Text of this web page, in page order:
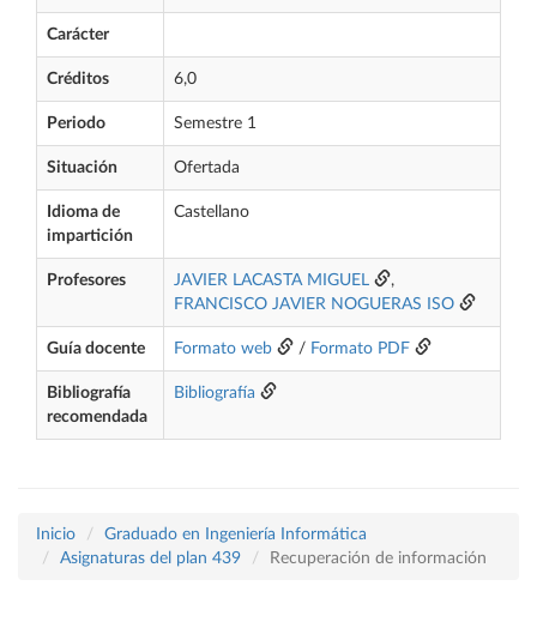
Carácter
Créditos 6,0
Periodo Semestre 1
Situación Ofertada
Idioma de
impartición
Castellano
Profesores JAVIER LACASTA MIGUEL
,
FRANCISCO JAVIER NOGUERAS ISO
Guía docente Formato web / Formato PDF
Bibliografía
recomendada
Bibliografía
Inicio
Graduado en Ingeniería Informática
Asignaturas del plan 439
Recuperación de información